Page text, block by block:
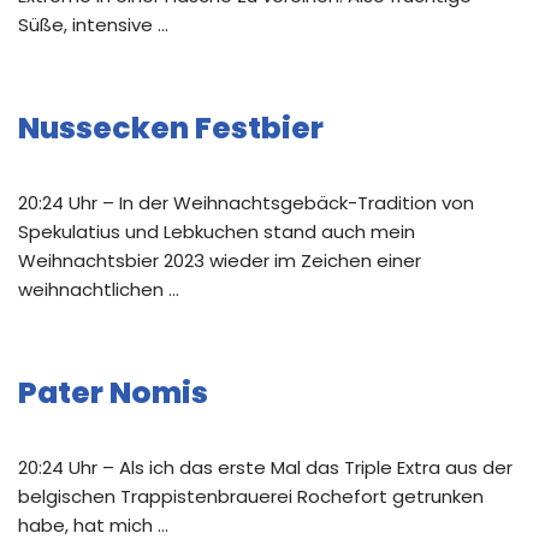
Süße, intensive …
Nussecken Festbier
20:24 Uhr – In der Weihnachtsgebäck-Tradition von
Spekulatius und Lebkuchen stand auch mein
Weihnachtsbier 2023 wieder im Zeichen einer
weihnachtlichen …
Pater Nomis
20:24 Uhr – Als ich das erste Mal das Triple Extra aus der
belgischen Trappistenbrauerei Rochefort getrunken
habe, hat mich …